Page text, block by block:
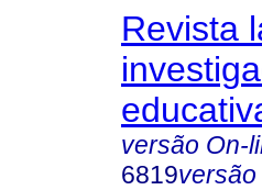
Revista
versão On-
6819